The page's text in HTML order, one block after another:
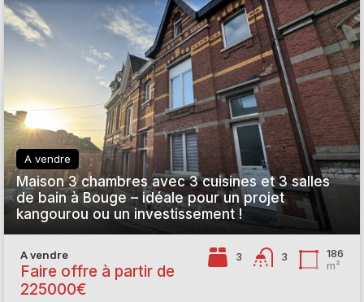
A vendre
Maison 3 chambres avec 3 cuisines et 3 salles
de bain à Bouge – idéale pour un projet
kangourou ou un investissement !
A vendre
Faire offre à partir de
225000€
3 3
186
m²